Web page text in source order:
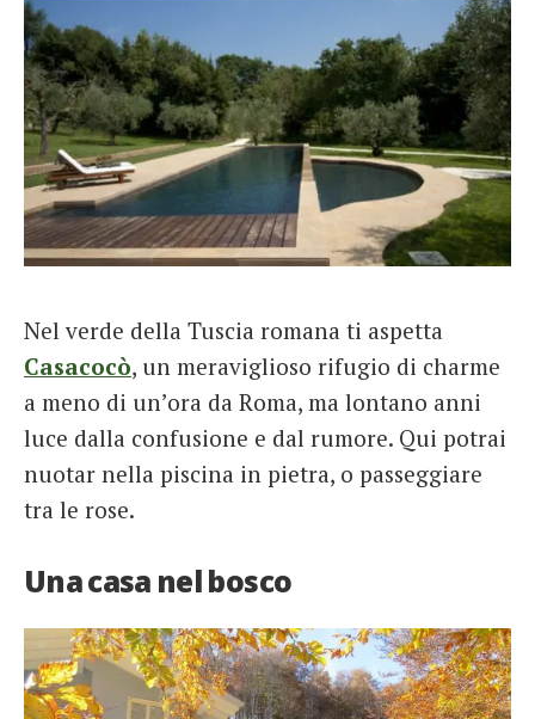
Nel verde della Tuscia romana ti aspetta
Casacocò, un meraviglioso rifugio di charme
a meno di un’ora da Roma, ma lontano anni
luce dalla confusione e dal rumore. Qui potrai
nuotar nella piscina in pietra, o passeggiare
tra le rose.
Una casa nel bosco